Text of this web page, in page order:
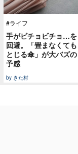
#ライフ
手がビチョビチョ…を
回避。「畳まなくても
とじる傘」が大バズの
予感
by きた村